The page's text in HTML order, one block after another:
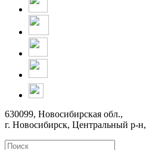
630099, Новосибирская обл.,
г. Новосибирск, Центральный р-н,